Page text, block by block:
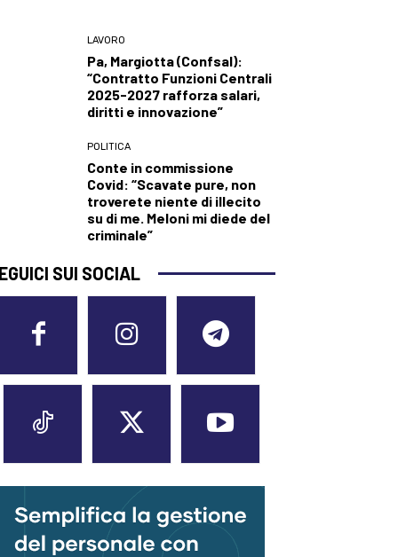
LAVORO
Pa, Margiotta (Confsal):
“Contratto Funzioni Centrali
2025-2027 rafforza salari,
diritti e innovazione”
POLITICA
Conte in commissione
Covid: “Scavate pure, non
troverete niente di illecito
su di me. Meloni mi diede del
criminale”
SUI SOCIAL